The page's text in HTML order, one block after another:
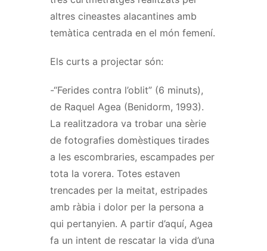
altres cineastes alacantines amb
temàtica centrada en el món femení.
Els curts a projectar són:
-“Ferides contra l’oblit” (6 minuts),
de Raquel Agea (Benidorm, 1993).
La realitzadora va trobar una sèrie
de fotografies domèstiques tirades
a les escombraries, escampades per
tota la vorera. Totes estaven
trencades per la meitat, estripades
amb ràbia i dolor per la persona a
qui pertanyien. A partir d’aquí, Agea
fa un intent de rescatar la vida d’una